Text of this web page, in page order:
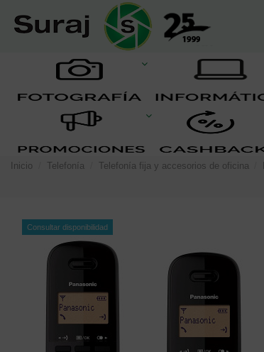
Inicio Telefonía Telefonía fija y accesorios de oficina
Consultar disponibilidad